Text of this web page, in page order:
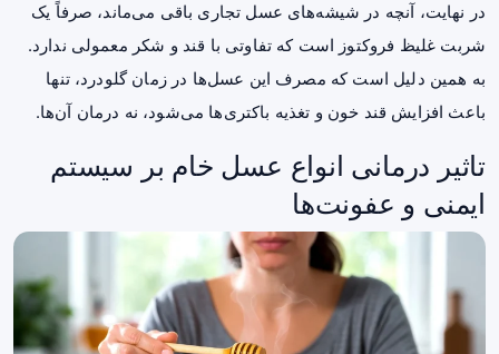
در نهایت، آنچه در شیشه‌های عسل تجاری باقی می‌ماند، صرفاً یک
شربت غلیظ فروکتوز است که تفاوتی با قند و شکر معمولی ندارد.
به همین دلیل است که مصرف این عسل‌ها در زمان گلودرد، تنها
باعث افزایش قند خون و تغذیه باکتری‌ها می‌شود، نه درمان آن‌ها.
تاثیر درمانی انواع عسل خام بر سیستم
ایمنی و عفونت‌ها